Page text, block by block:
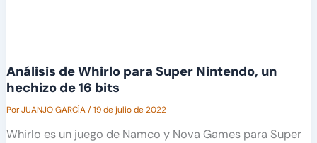
Análisis de Whirlo para Super Nintendo, un
hechizo de 16 bits
PorJUANJO GARCÍA/19 de julio de 2022
Whirlo es un juego de Namco y Nova Games para Super